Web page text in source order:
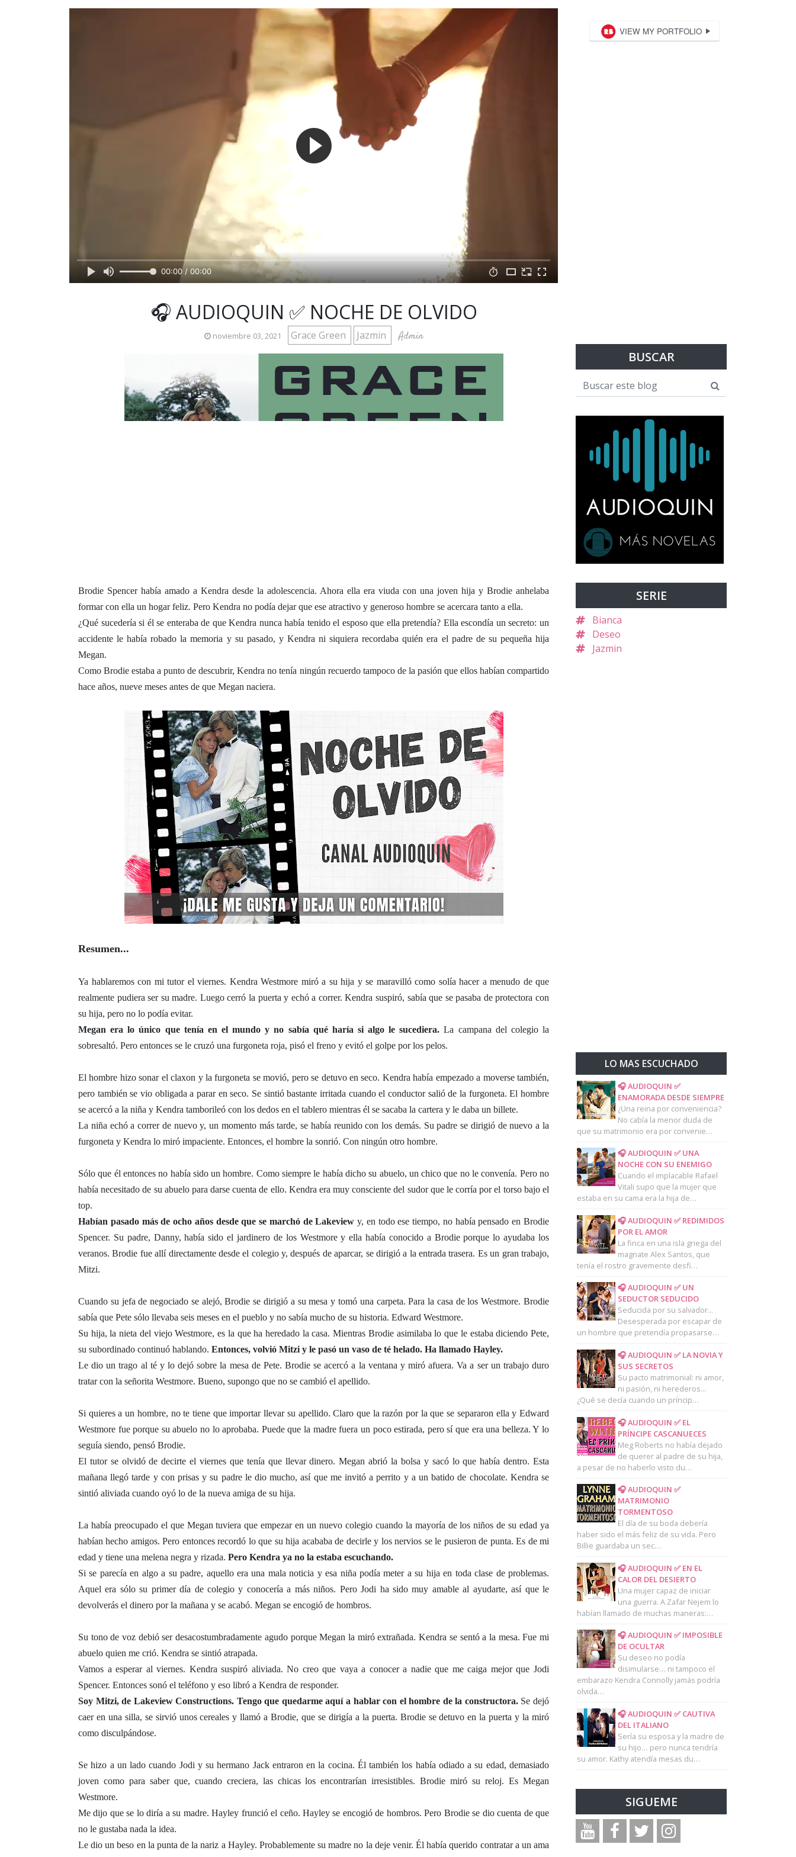
00:00 / 00:00
🎧 AUDIOQUIN ✅ NOCHE DE OLVIDO
noviembre 03, 2021 Grace Green Jazmin Admin
Brodie Spencer había amado a Kendra desde la adolescencia. Ahora ella era viuda con una joven hija y Brodie anhelaba
formar con ella un hogar feliz. Pero Kendra no podía dejar que ese atractivo y generoso hombre se acercara tanto a ella.
¿Qué sucedería si él se enteraba de que Kendra nunca había tenido el esposo que ella pretendía? Ella escondía un secreto: un
accidente le había robado la memoria y su pasado, y Kendra ni siquiera recordaba quién era el padre de su pequeña hija
Megan.
Como Brodie estaba a punto de descubrir, Kendra no tenía ningún recuerdo tampoco de la pasión que ellos habían compartido
hace años, nueve meses antes de que Megan naciera.
Resumen...
Ya hablaremos con mi tutor el viernes. Kendra Westmore miró a su hija y se maravilló como solía hacer a menudo de que
realmente pudiera ser su madre. Luego cerró la puerta y echó a correr. Kendra suspiró, sabía que se pasaba de protectora con
su hija, pero no lo podía evitar.
Megan era lo único que tenía en el mundo y no sabía qué haría si algo le sucediera.La campana del colegio la
sobresaltó. Pero entonces se le cruzó una furgoneta roja, pisó el freno y evitó el golpe por los pelos.
El hombre hizo sonar el claxon y la furgoneta se movió, pero se detuvo en seco. Kendra había empezado a moverse también,
pero también se vio obligada a parar en seco. Se sintió bastante irritada cuando el conductor salió de la furgoneta. El hombre
se acercó a la niña y Kendra tamborileó con los dedos en el tablero mientras él se sacaba la cartera y le daba un billete.
La niña echó a correr de nuevo y, un momento más tarde, se había reunido con los demás. Su padre se dirigió de nuevo a la
furgoneta y Kendra lo miró impaciente. Entonces, el hombre la sonrió. Con ningún otro hombre.
Sólo que él entonces no había sido un hombre. Como siempre le había dicho su abuelo, un chico que no le convenía. Pero no
había necesitado de su abuelo para darse cuenta de ello. Kendra era muy consciente del sudor que le corría por el torso bajo el
top.
Habían pasado más de ocho años desde que se marchó de Lakeview y, en todo ese tiempo, no había pensado en Brodie
Spencer. Su padre, Danny, había sido el jardinero de los Westmore y ella había conocido a Brodie porque lo ayudaba los
veranos. Brodie fue allí directamente desde el colegio y, después de aparcar, se dirigió a la entrada trasera. Es un gran trabajo,
Mitzi.
Cuando su jefa de negociado se alejó, Brodie se dirigió a su mesa y tomó una carpeta. Para la casa de los Westmore. Brodie
sabía que Pete sólo llevaba seis meses en el pueblo y no sabía mucho de su historia. Edward Westmore.
Su hija, la nieta del viejo Westmore, es la que ha heredado la casa. Mientras Brodie asimilaba lo que le estaba diciendo Pete,
su subordinado continuó hablando. Entonces, volvió Mitzi y le pasó un vaso de té helado. Ha llamado Hayley.
Le dio un trago al té y lo dejó sobre la mesa de Pete. Brodie se acercó a la ventana y miró afuera. Va a ser un trabajo duro
tratar con la señorita Westmore. Bueno, supongo que no se cambió el apellido.
Si quieres a un hombre, no te tiene que importar llevar su apellido. Claro que la razón por la que se separaron ella y Edward
Westmore fue porque su abuelo no lo aprobaba. Puede que la madre fuera un poco estirada, pero sí que era una belleza. Y lo
seguía siendo, pensó Brodie.
El tutor se olvidó de decirte el viernes que tenía que llevar dinero. Megan abrió la bolsa y sacó lo que había dentro. Esta
mañana llegó tarde y con prisas y su padre le dio mucho, así que me invitó a perrito y a un batido de chocolate. Kendra se
sintió aliviada cuando oyó lo de la nueva amiga de su hija.
La había preocupado el que Megan tuviera que empezar en un nuevo colegio cuando la mayoría de los niños de su edad ya
habían hecho amigos. Pero entonces recordó lo que su hija acababa de decirle y los nervios se le pusieron de punta. Es de mi
edad y tiene una melena negra y rizada. Pero Kendra ya no la estaba escuchando.
Si se parecía en algo a su padre, aquello era una mala noticia y esa niña podía meter a su hija en toda clase de problemas.
Aquel era sólo su primer día de colegio y conocería a más niños. Pero Jodi ha sido muy amable al ayudarte, así que le
devolverás el dinero por la mañana y se acabó. Megan se encogió de hombros.
Su tono de voz debió ser desacostumbradamente agudo porque Megan la miró extrañada. Kendra se sentó a la mesa. Fue mi
abuelo quien me crió. Kendra se sintió atrapada.
Vamos a esperar al viernes. Kendra suspiró aliviada. No creo que vaya a conocer a nadie que me caiga mejor que Jodi
Spencer. Entonces sonó el teléfono y eso libró a Kendra de responder.
Soy Mitzi, de Lakeview Constructions. Tengo que quedarme aquí a hablar con el hombre de la constructora.Se dejó
caer en una silla, se sirvió unos cereales y llamó a Brodie, que se dirigía a la puerta. Brodie se detuvo en la puerta y la miró
como disculpándose.
Se hizo a un lado cuando Jodi y su hermano Jack entraron en la cocina. Él también los había odiado a su edad, demasiado
joven como para saber que, cuando creciera, las chicas los encontrarían irresistibles. Brodie miró su reloj. Es Megan
Westmore.
Me dijo que se lo diría a su madre. Hayley frunció el ceño. Hayley se encogió de hombros. Pero Brodie se dio cuenta de que
no le gustaba nada la idea.
Le dio un beso en la punta de la nariz a Hayley. Probablemente su madre no la deje venir. Él había querido contratar a un ama
BUSCAR
SERIE
Bianca
Deseo
Jazmin
LO MAS ESCUCHADO
🎧 AUDIOQUIN ✅
ENAMORADA DESDE SIEMPRE
¿Una reina por conveniencia?
No cabía la menor duda de
que su matrimonio era por convenie…
🎧 AUDIOQUIN ✅ UNA
NOCHE CON SU ENEMIGO
Cuando el implacable Rafael
Vitali supo que la mujer que
estaba en su cama era la hija de…
🎧 AUDIOQUIN ✅ REDIMIDOS
POR EL AMOR
La finca en una isla griega del
magnate Alex Santos, que
tenía el rostro gravemente desfi…
🎧 AUDIOQUIN ✅ UN
SEDUCTOR SEDUCIDO
Seducida por su salvador...
Desesperada por escapar de
un hombre que pretendía propasarse…
🎧 AUDIOQUIN ✅ LA NOVIA Y
SUS SECRETOS
Su pacto matrimonial: ni amor,
ni pasión, ni herederos...
¿Qué se decía cuando un príncip…
🎧 AUDIOQUIN ✅ EL
PRÍNCIPE CASCANUECES
Meg Roberts no había dejado
de querer al padre de su hija,
a pesar de no haberlo visto du…
🎧 AUDIOQUIN ✅
MATRIMONIO
TORMENTOSO
El día de su boda debería
haber sido el más feliz de su vida. Pero
Billie guardaba un sec…
🎧 AUDIOQUIN ✅ EN EL
CALOR DEL DESIERTO
Una mujer capaz de iniciar
una guerra. A Zafar Nejem lo
habían llamado de muchas maneras:…
🎧 AUDIOQUIN ✅ IMPOSIBLE
DE OCULTAR
Su deseo no podía
disimularse… ni tampoco el
embarazo Kendra Connolly jamás podría
olvida…
🎧 AUDIOQUIN ✅ CAUTIVA
DEL ITALIANO
Sería su esposa y la madre de
su hijo… pero nunca tendría
su amor. Kathy atendía mesas du…
SIGUEME